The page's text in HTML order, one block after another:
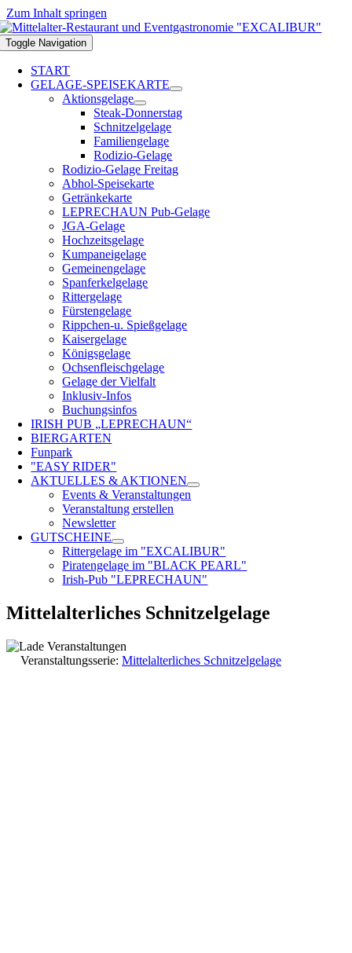
Zum Inhalt springen
Toggle Navigation
START
GELAGE-SPEISEKARTE
Aktionsgelage
Steak-Donnerstag
Schnitzelgelage
Familiengelage
Rodizio-Gelage
Rodizio-Gelage Freitag
Abhol-Speisekarte
Getränkekarte
LEPRECHAUN Pub-Gelage
JGA-Gelage
Hochzeitsgelage
Kumpaneigelage
Gemeinengelage
Spanferkelgelage
Rittergelage
Fürstengelage
Rippchen-u. Spießgelage
Kaisergelage
Königsgelage
Ochsenfleischgelage
Gelage der Vielfalt
Inklusiv-Infos
Buchungsinfos
IRISH PUB „LEPRECHAUN“
BIERGARTEN
Funpark
"EASY RIDER"
AKTUELLES & AKTIONEN
Events & Veranstaltungen
Veranstaltung erstellen
Newsletter
GUTSCHEINE
Rittergelage im "EXCALIBUR"
Piratengelage im "BLACK PEARL"
Irish-Pub "LEPRECHAUN"
Mittelalterliches Schnitzelgelage
Veranstaltungsserie: Mittelalterliches Schnitzelgelage